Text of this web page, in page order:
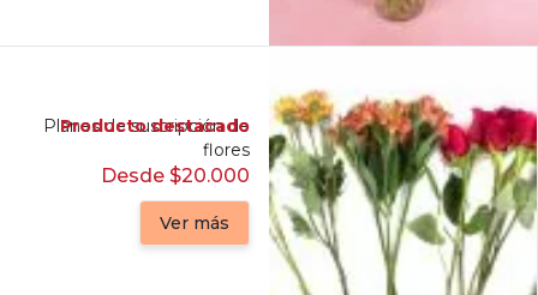
Producto destacado
Planes de suscripción de
flores
Desde $20.000
Ver más